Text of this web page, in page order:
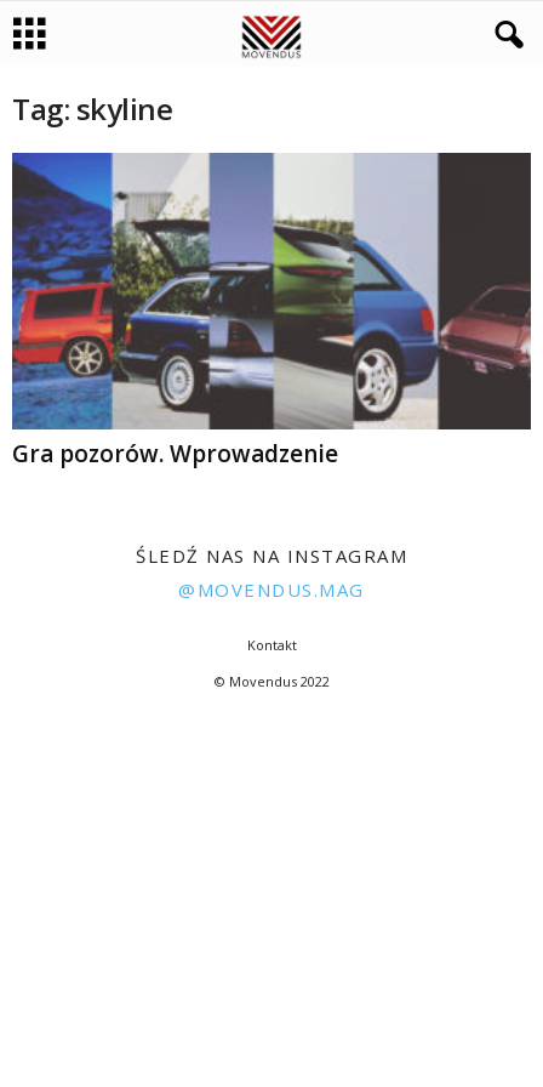
Tag: skyline
Gra pozorów. Wprowadzenie
ŚLEDŹ NAS NA INSTAGRAM
@MOVENDUS.MAG
Kontakt
© Movendus 2022